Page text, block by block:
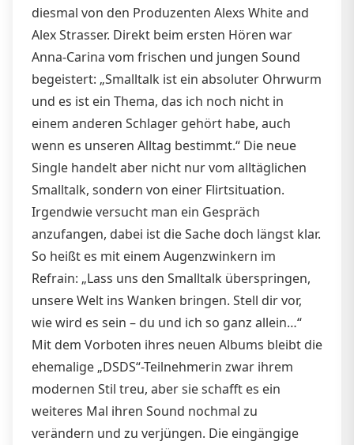
diesmal von den Produzenten Alexs White and
Alex Strasser. Direkt beim ersten Hören war
Anna-Carina vom frischen und jungen Sound
begeistert: „Smalltalk ist ein absoluter Ohrwurm
und es ist ein Thema, das ich noch nicht in
einem anderen Schlager gehört habe, auch
wenn es unseren Alltag bestimmt.“ Die neue
Single handelt aber nicht nur vom alltäglichen
Smalltalk, sondern von einer Flirtsituation.
Irgendwie versucht man ein Gespräch
anzufangen, dabei ist die Sache doch längst klar.
So heißt es mit einem Augenzwinkern im
Refrain: „Lass uns den Smalltalk überspringen,
unsere Welt ins Wanken bringen. Stell dir vor,
wie wird es sein – du und ich so ganz allein…“
Mit dem Vorboten ihres neuen Albums bleibt die
ehemalige „DSDS“-Teilnehmerin zwar ihrem
modernen Stil treu, aber sie schafft es ein
weiteres Mal ihren Sound nochmal zu
verändern und zu verjüngen. Die eingängige